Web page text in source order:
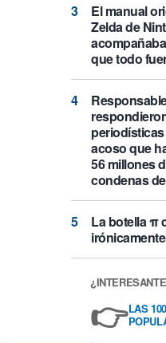
El manual
Zelda de
que todo
acoso que
56 millones
condenas
La botella π
👉LAS